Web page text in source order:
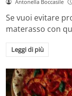
Antonella Boccasile
Se vuoi evitare
materasso con
Leggi di più